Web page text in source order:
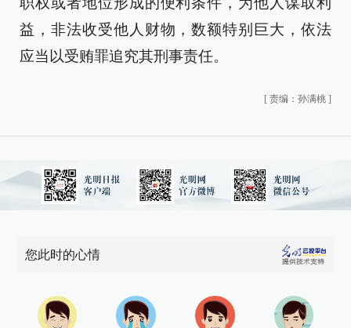
益，非法收受他人财物，数额特别巨大，依法
应当以受贿罪追究其刑事责任。
[ 责编：孙满桃 ]
您此时的心情